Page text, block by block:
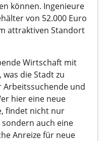
können. Ingenieure
von 52.000 Euro
attraktiven Standort
Wirtschaft mit
die Stadt zu
Arbeitssuchende und
hier eine neue
findet nicht nur
auch eine
Anreize für neue